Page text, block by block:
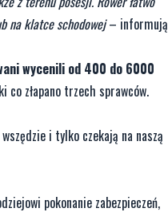
na klatce schodowej– informują
wycenili od 400 do 6000
co złapano trzech sprawców.
i tylko czekają na naszą
pokonanie zabezpieczeń,